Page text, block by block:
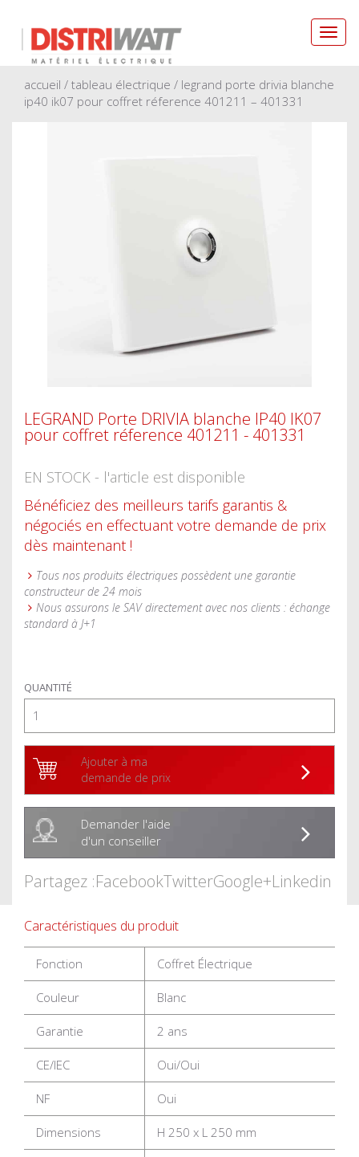
accueil / tableau électrique / legrand porte drivia blanche
ip40 ik07 pour coffret réference 401211 – 401331
LEGRAND Porte DRIVIA blanche IP40 IK07
pour coffret réference 401211 - 401331
EN STOCK - l'article est disponible
Bénéficiez des meilleurs tarifs garantis &
négociés en effectuant votre demande de prix
dès maintenant !
Tous nos produits électriques possèdent une garantie
constructeur de 24 mois
Nous assurons le SAV directement avec nos clients : échange
standard à J+1
QUANTITÉ
Ajouter à ma
demande de prix
Demander l'aide
d'un conseiller
Partagez :FacebookTwitterGoogle+Linkedin
Caractéristiques du produit
Fonction Coffret Électrique
Couleur Blanc
Garantie 2 ans
CE/IEC Oui/Oui
NF Oui
Dimensions H 250 x L 250 mm